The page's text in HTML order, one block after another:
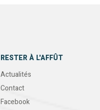
RESTER À L'AFFÛT
Actualités
Contact
Facebook